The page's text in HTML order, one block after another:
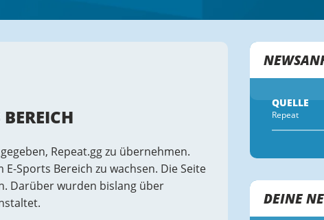
Repeat.gg zu übernehmen.
Sports Bereich zu wachsen. Die Seite
Darüber wurden bislang über
QUELLE
Repeat
DEINE